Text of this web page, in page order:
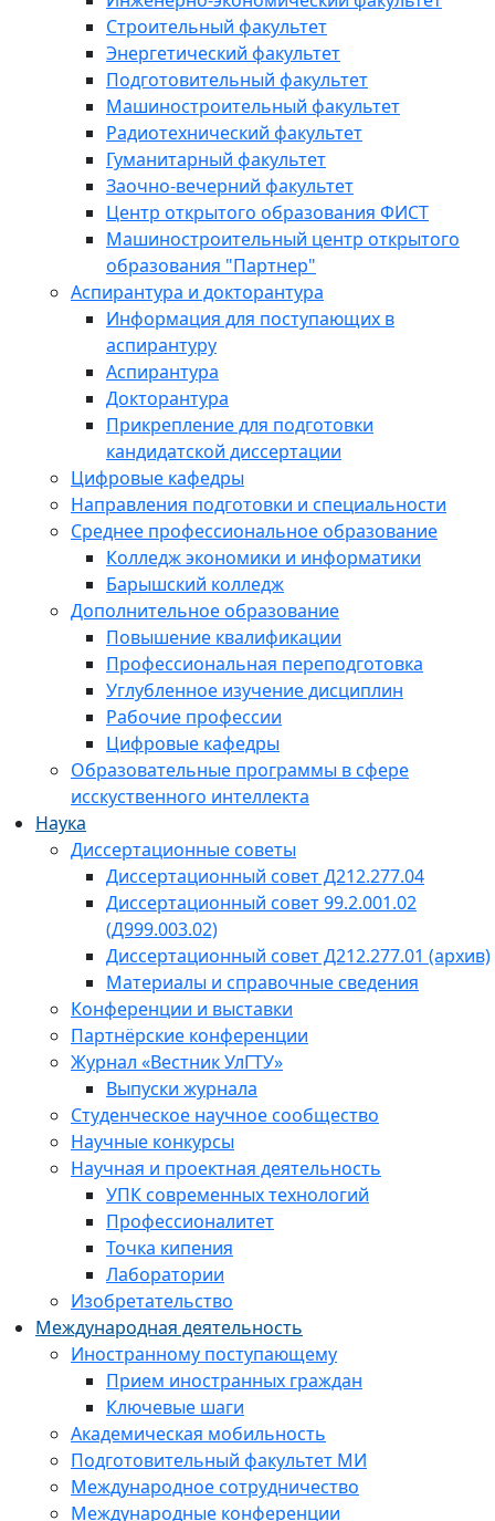
Строительный факультет
Энергетический факультет
Подготовительный факультет
Машиностроительный факультет
Радиотехнический факультет
Гуманитарный факультет
Заочно-вечерний факультет
Центр открытого образования ФИСТ
Машиностроительный центр открытого
образования "Партнер"
Аспирантура и докторантура
Информация для поступающих в
аспирантуру
Аспирантура
Докторантура
Прикрепление для подготовки
кандидатской диссертации
Цифровые кафедры
Направления подготовки и специальности
Среднее профессиональное образование
Колледж экономики и информатики
Барышский колледж
Дополнительное образование
Повышение квалификации
Профессиональная переподготовка
Углубленное изучение дисциплин
Рабочие профессии
Цифровые кафедры
Образовательные программы в сфере
исскуственного интеллекта
Наука
Диссертационные советы
Диссертационный совет Д212.277.04
Диссертационный совет 99.2.001.02
(Д999.003.02)
Диссертационный совет Д212.277.01 (архив)
Материалы и справочные сведения
Конференции и выставки
Партнёрские конференции
Журнал «Вестник УлГТУ»
Выпуски журнала
Студенческое научное сообщество
Научные конкурсы
Научная и проектная деятельность
УПК современных технологий
Профессионалитет
Точка кипения
Лаборатории
Изобретательство
Международная деятельность
Иностранному поступающему
Прием иностранных граждан
Ключевые шаги
Академическая мобильность
Подготовительный факультет МИ
Международное сотрудничество
Международные конференции